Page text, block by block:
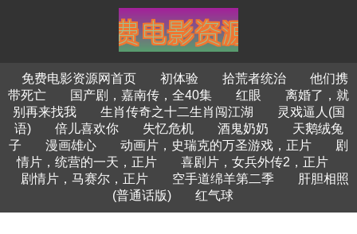
免费电影资源网首页 初体验 拾荒者统治
他们携
带死亡
国产剧，嘉南传，全40集 红眼
离婚了，就
别再来找我
生肖传奇之十二生肖闯江湖
灵戏逼人(国
语)
倍儿喜欢你 失忆危机 酒鬼奶奶
天鹅绒兔
子
漫画雄心 动画片，史瑞克的万圣游戏，正片
剧
情片，统营的一天，正片
喜剧片，女兵外传2，正片
剧情片，马赛尔，正片
空手道绵羊第二季
肝胆相照
(普通话版)
红气球